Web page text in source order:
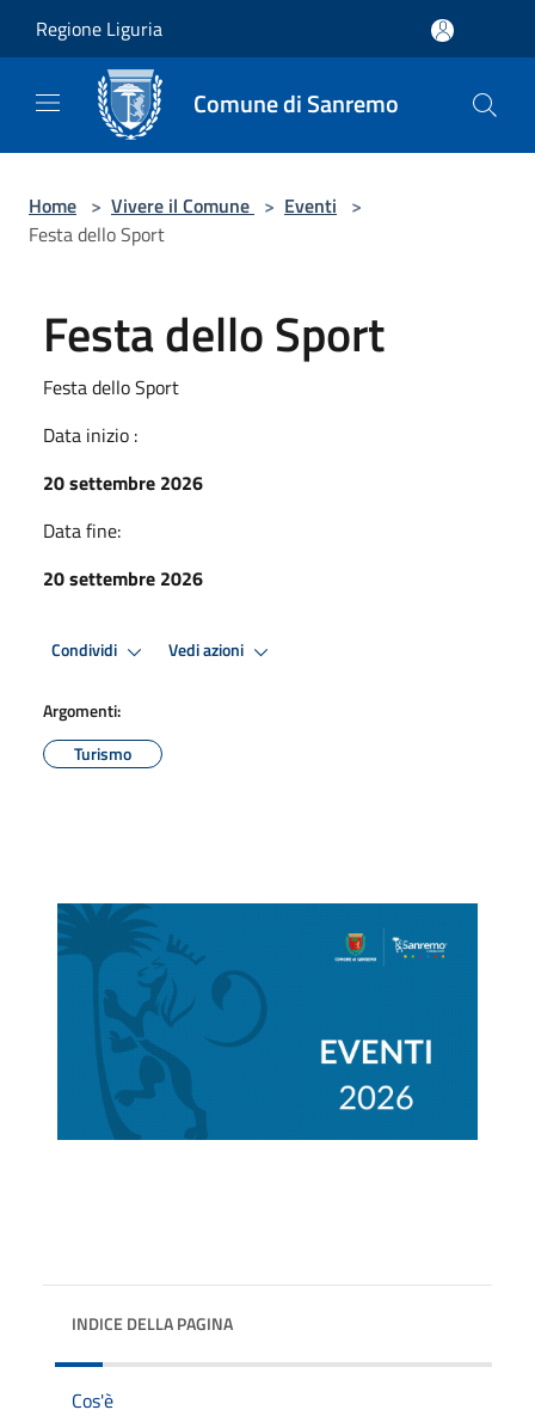
Regione Liguria
Comune di Sanremo
Home > Vivere il Comune > Eventi >
Festa dello Sport
Festa dello Sport
Festa dello Sport
Data inizio :
20 settembre 2026
Data fine:
20 settembre 2026
Condividi Vedi azioni
Argomenti:
Turismo
INDICE DELLA PAGINA
Cos'è